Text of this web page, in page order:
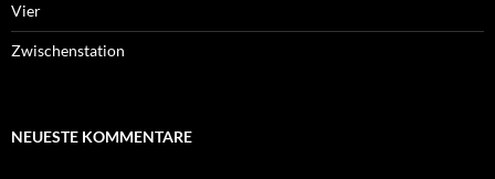
Vier
Zwischenstation
NEUESTE KOMMENTARE